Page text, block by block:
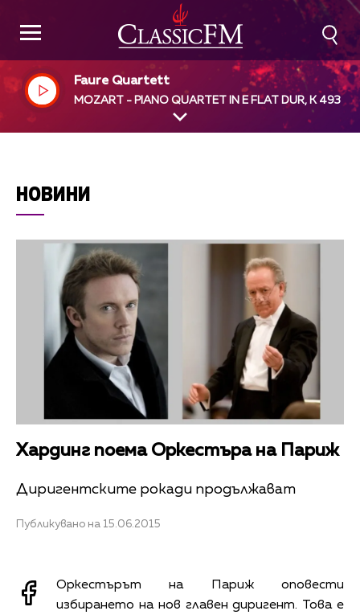
Faure Quartett
MOZART - PIANO QUARTET IN E FLAT DUR, K 493
НОВИНИ
Хардинг поема Оркестъра на Париж
Диригентските рокади продължават
Публикувано на 15.06.2015
Оркестърът на Париж оповести
избирането на нов главен диригент. Това е